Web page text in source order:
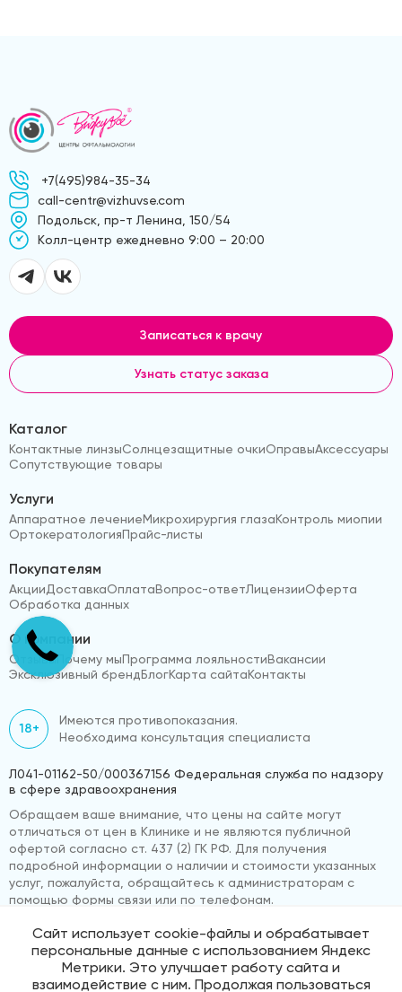
+7(495)984-35-34
call-centr@vizhuvse.com
Подольск, пр-т Ленина, 150/54
Kолл-центр ежедневно 9:00 – 20:00
Записаться к врачу
Узнать статус заказа
Каталог
Контактные линзыСолнцезащитные очкиОправыАксессуары
Сопутствующие товары
Услуги
Аппаратное лечениеМикрохирургия глазаКонтроль миопии
ОртокератологияПрайс-листы
Покупателям
АкцииДоставкаОплатаВопрос-ответЛицензииОферта
Обработка данных
О компании
ОтзывыПочему мыПрограмма лояльностиВакансии
Эксклюзивный брендБлогКарта сайтаКонтакты
18+
Имеются противопоказания.
Необходима консультация специалиста
Л041-01162-50/000367156 Федеральная служба по надзору
в сфере здравоохранения
Обращаем ваше внимание, что цены на сайте могут
отличаться от цен в Клинике и не являются публичной
офертой согласно ст. 437 (2) ГК РФ. Для получения
подробной информации о наличии и стоимости указанных
услуг, пожалуйста, обращайтесь к администраторам с
помощью формы связи или по телефонам.
© 2026 «ВижуВсё»
Реквизиты компании
Политика обработки персональных данных
Сайт использует cookie-файлы и обрабатывает
персональные данные с использованием Яндекс
Метрики. Это улучшает работу сайта и
взаимодействие с ним. Продолжая пользоваться